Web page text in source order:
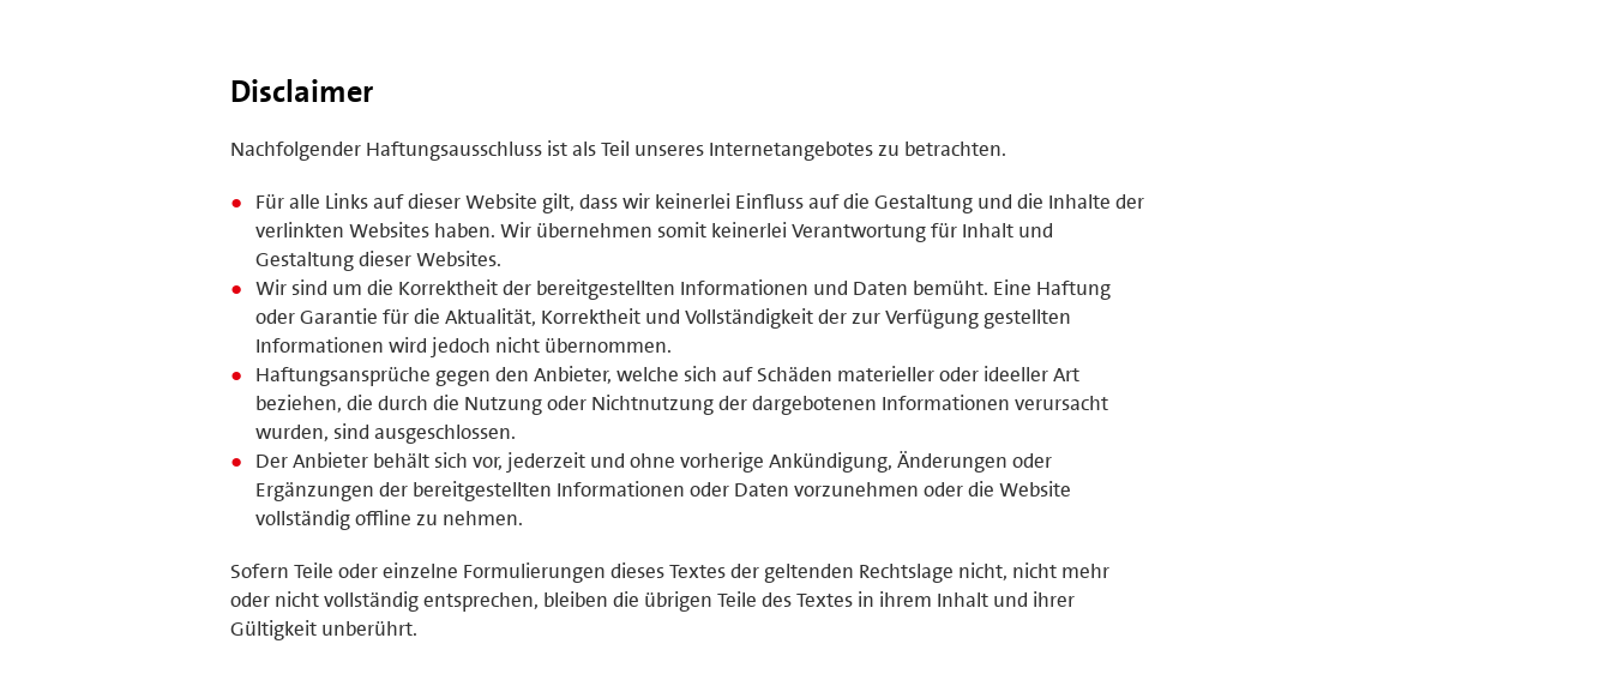
Disclaimer
Nachfolgender Haftungsausschluss ist als Teil unseres Internetangebotes zu betrachten.
Für alle Links auf dieser Website gilt, dass wir keinerlei Einfluss auf die Gestaltung und die Inhalte der
verlinkten Websites haben. Wir übernehmen somit keinerlei Verantwortung für Inhalt und
Gestaltung dieser Websites.
Wir sind um die Korrektheit der bereitgestellten Informationen und Daten bemüht. Eine Haftung
oder Garantie für die Aktualität, Korrektheit und Vollständigkeit der zur Verfügung gestellten
Informationen wird jedoch nicht übernommen.
Haftungsansprüche gegen den Anbieter, welche sich auf Schäden materieller oder ideeller Art
beziehen, die durch die Nutzung oder Nichtnutzung der dargebotenen Informationen verursacht
wurden, sind ausgeschlossen.
Der Anbieter behält sich vor, jederzeit und ohne vorherige Ankündigung, Änderungen oder
Ergänzungen der bereitgestellten Informationen oder Daten vorzunehmen oder die Website
vollständig offline zu nehmen.
Sofern Teile oder einzelne Formulierungen dieses Textes der geltenden Rechtslage nicht, nicht mehr
oder nicht vollständig entsprechen, bleiben die übrigen Teile des Textes in ihrem Inhalt und ihrer
Gültigkeit unberührt.